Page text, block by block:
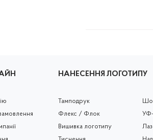
НАНЕСЕННЯ ЛОГОТИПУ
Тамподрук
Флекс / Флок
Вишивка логотипу